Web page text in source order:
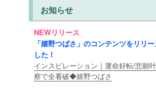
お知らせ
NEWリリース
「嬉野つばさ」のコンテンツをリリ
した！
インスピレーション｜運命好転/悲願
察で全看破◆嬉野つばさ